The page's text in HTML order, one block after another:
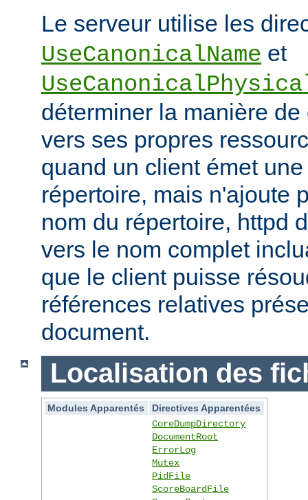
Le serveur utilise les
UseCanonicalName et
déterminer la manière
vers ses propres
quand un client émet
répertoire, mais n'ajoute
nom du répertoire, httpd
vers le nom complet
que le client puisse
références relatives
document.
Localisation des
Modules Apparentés
Directives Apparentées
CoreDumpDirectory
DocumentRoot
ErrorLog
Mutex
PidFile
ScoreBoardFile